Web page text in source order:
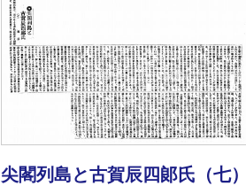
尖閣列島と古賀辰四郞氏（七）